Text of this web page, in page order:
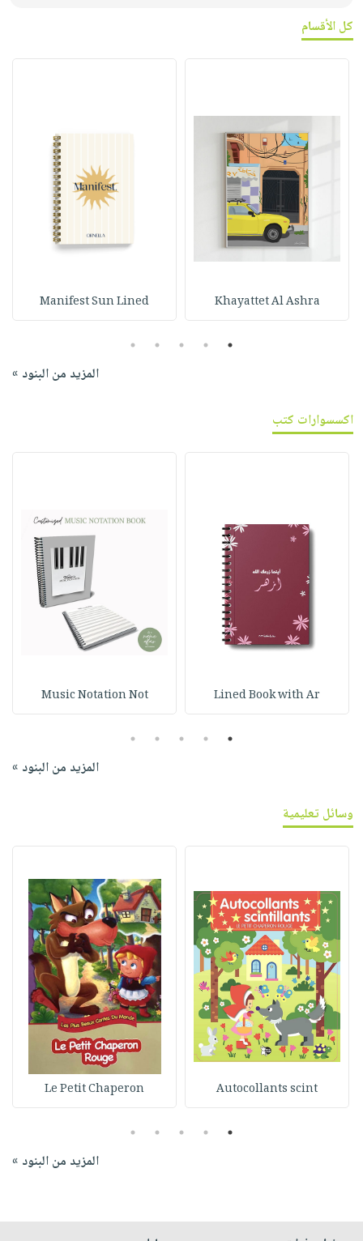
كل الأقسام
Khayattet Al Ashra
Manifest Sun Lined
1
2
3
4
5
المزيد من البنود »
اكسسوارات كتب
Lined Book with Ar
Music Notation Not
1
2
3
4
5
المزيد من البنود »
وسائل تعليمية
Autocollants scint
Le Petit Chaperon
1
2
3
4
5
المزيد من البنود »